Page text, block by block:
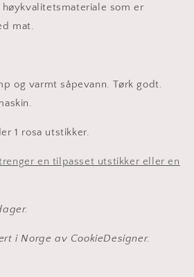
som er
mat.
og varmt såpevann.Tørk godt.
1 rosa utstikker.
en tilpasset utstikker eller en
i Norge av CookieDesigner.